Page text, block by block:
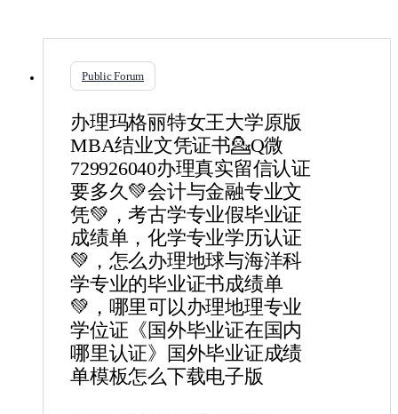
Public Forum
办理玛格丽特女王大学原版
MBA结业文凭证书💁Q微
729926040办理真实留信认证
要多久💚会计与金融专业文
凭💚，考古学专业假毕业证
成绩单，化学专业学历认证
💚，怎么办理地球与海洋科
学专业的毕业证书成绩单
💚，哪里可以办理地理专业
学位证《国外毕业证在国内
哪里认证》国外毕业证成绩
单模板怎么下载电子版